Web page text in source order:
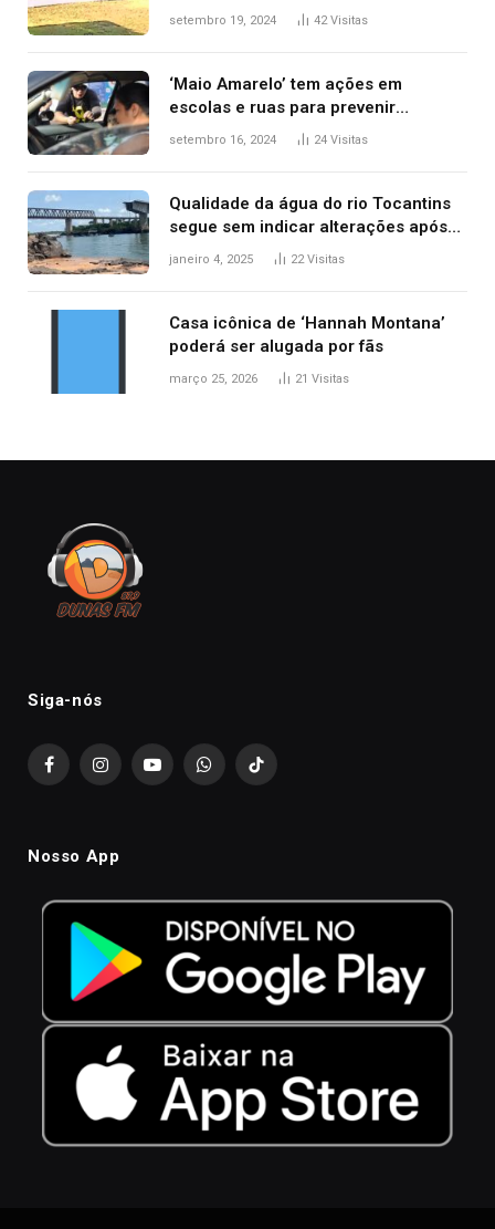
durante confusão no trânsito
setembro 19, 2024 42Visitas
‘Maio Amarelo’ tem ações em
escolas e ruas para prevenir
acidentes no trânsito no AP
setembro 16, 2024 24 Visitas
Qualidade da água do rio Tocantins
segue sem indicar alterações após
desabamento da ponte entre MA e
janeiro 4, 2025 22Visitas
Casa icônica de ‘Hannah Montana’
poderá ser alugada por fãs
março 25, 2026 21 Visitas
Siga-nós
FacebookInstagramYouTubeWhatsAppTikTok
Nosso App